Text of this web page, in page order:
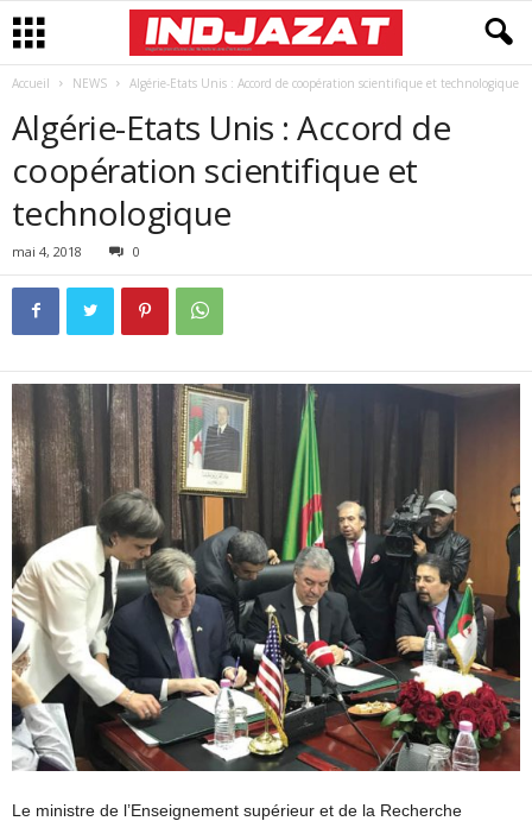
Accueil NEWS Algérie-Etats Unis : Accord de coopération scientifique et technologique
Algérie-Etats Unis : Accord de
coopération scientifique et
technologique
mai 4, 2018 0
Le ministre de l’Enseignement supérieur et de la Recherche